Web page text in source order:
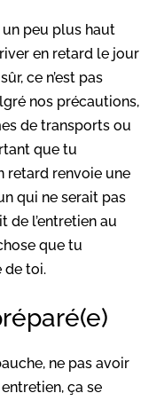
peu plus haut
en retard le jour
ce n’est pas
nos précautions,
de transports ou
que tu
retard renvoie une
qui ne serait pas
de l’entretien au
que tu
de toi.
ne pas avoir
ça se